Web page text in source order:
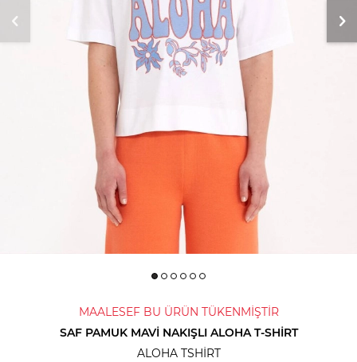
MAALESEF BU ÜRÜN TÜKENMİŞTİR
SAF PAMUK MAVI NAKIŞLI ALOHA T-SHIRT
ALOHA TSHIRT